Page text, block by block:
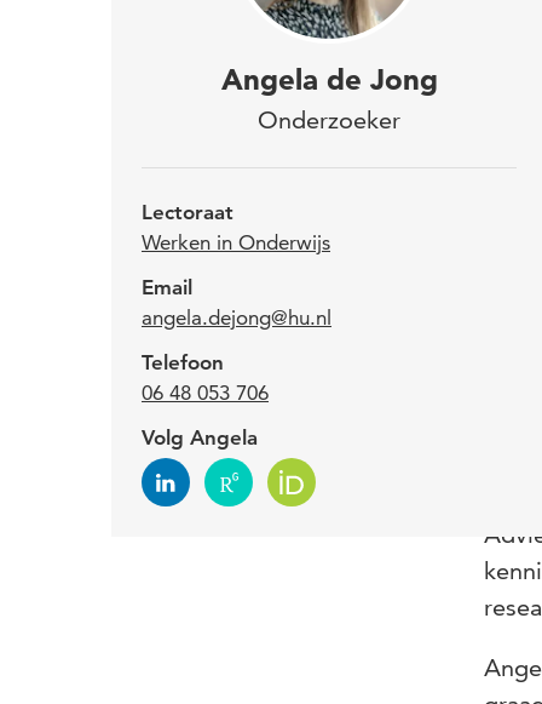
Angela de Jong
Onderzoeker
Lectoraat
Werken in Onderwijs
Email
angela.dejong@hu.nl
Telefoon
06 48 053 706
Volg Angela